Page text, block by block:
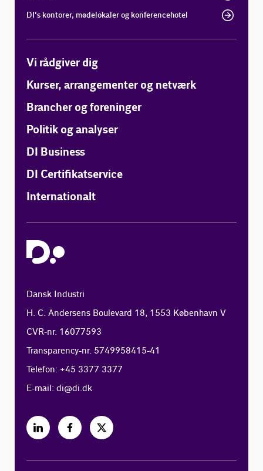
DI's kontorer, mødelokaler og konferencehotel
Vi rådgiver dig
Kurser, arrangementer og netværk
Brancher og foreninger
Politik og analyser
DI Business
DI Certifikatservice
Internationalt
Dansk Industri
H. C. Andersens Boulevard 18, 1553 København V
CVR-nr. 16077593
Transparency-nr. 5749958415-41
Telefon: +45 3377 3377
E-mail:di@di.dk